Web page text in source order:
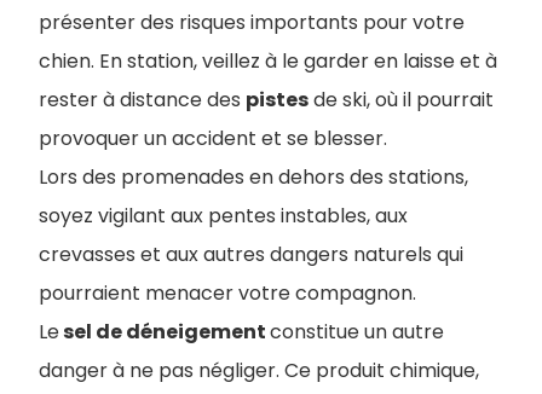
présenter des risques importants pour votre
chien. En station, veillez à le garder en laisse et à
rester à distance des pistesde ski, où il pourrait
provoquer un accident et se blesser.
Lors des promenades en dehors des stations,
soyez vigilant aux pentes instables, aux
crevasses et aux autres dangers naturels qui
pourraient menacer votre compagnon.
Lesel de déneigementconstitue un autre
danger à ne pas négliger. Ce produit chimique,